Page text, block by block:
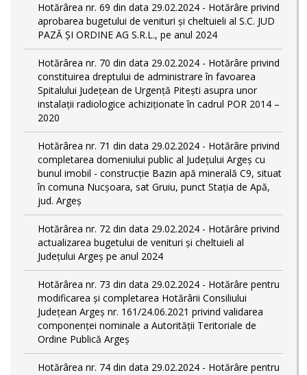
Hotărârea nr. 69 din data 29.02.2024 - Hotărâre privind
aprobarea bugetului de venituri și cheltuieli al S.C. JUD
PAZĂ ȘI ORDINE AG S.R.L., pe anul 2024
Hotărârea nr. 70 din data 29.02.2024 - Hotărâre privind
constituirea dreptului de administrare în favoarea
Spitalului Județean de Urgență Pitești asupra unor
instalații radiologice achiziționate în cadrul POR 2014 –
2020
Hotărârea nr. 71 din data 29.02.2024 - Hotărâre privind
completarea domeniului public al Judeţului Argeş cu
bunul imobil - construcție Bazin apă minerală C9, situat
în comuna Nucșoara, sat Gruiu, punct Stația de Apă,
jud. Argeș
Hotărârea nr. 72 din data 29.02.2024 - Hotărâre privind
actualizarea bugetului de venituri și cheltuieli al
Județului Argeș pe anul 2024
Hotărârea nr. 73 din data 29.02.2024 - Hotărâre pentru
modificarea și completarea Hotărârii Consiliului
Județean Argeș nr. 161/24.06.2021 privind validarea
componenței nominale a Autorității Teritoriale de
Ordine Publică Argeș
Hotărârea nr. 74 din data 29.02.2024 - Hotărâre pentru